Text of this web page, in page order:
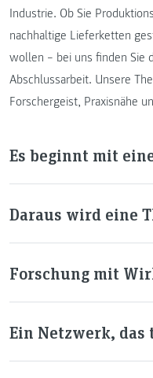
Industrie. Ob Sie
nachhaltige Lieferketten
wollen – bei uns finden Sie
Abschlussarbeit. Unsere
Forschergeist, Praxisnähe
Es beginnt mit
Daraus wird eine
Forschung mit
Ein Netzwerk, das